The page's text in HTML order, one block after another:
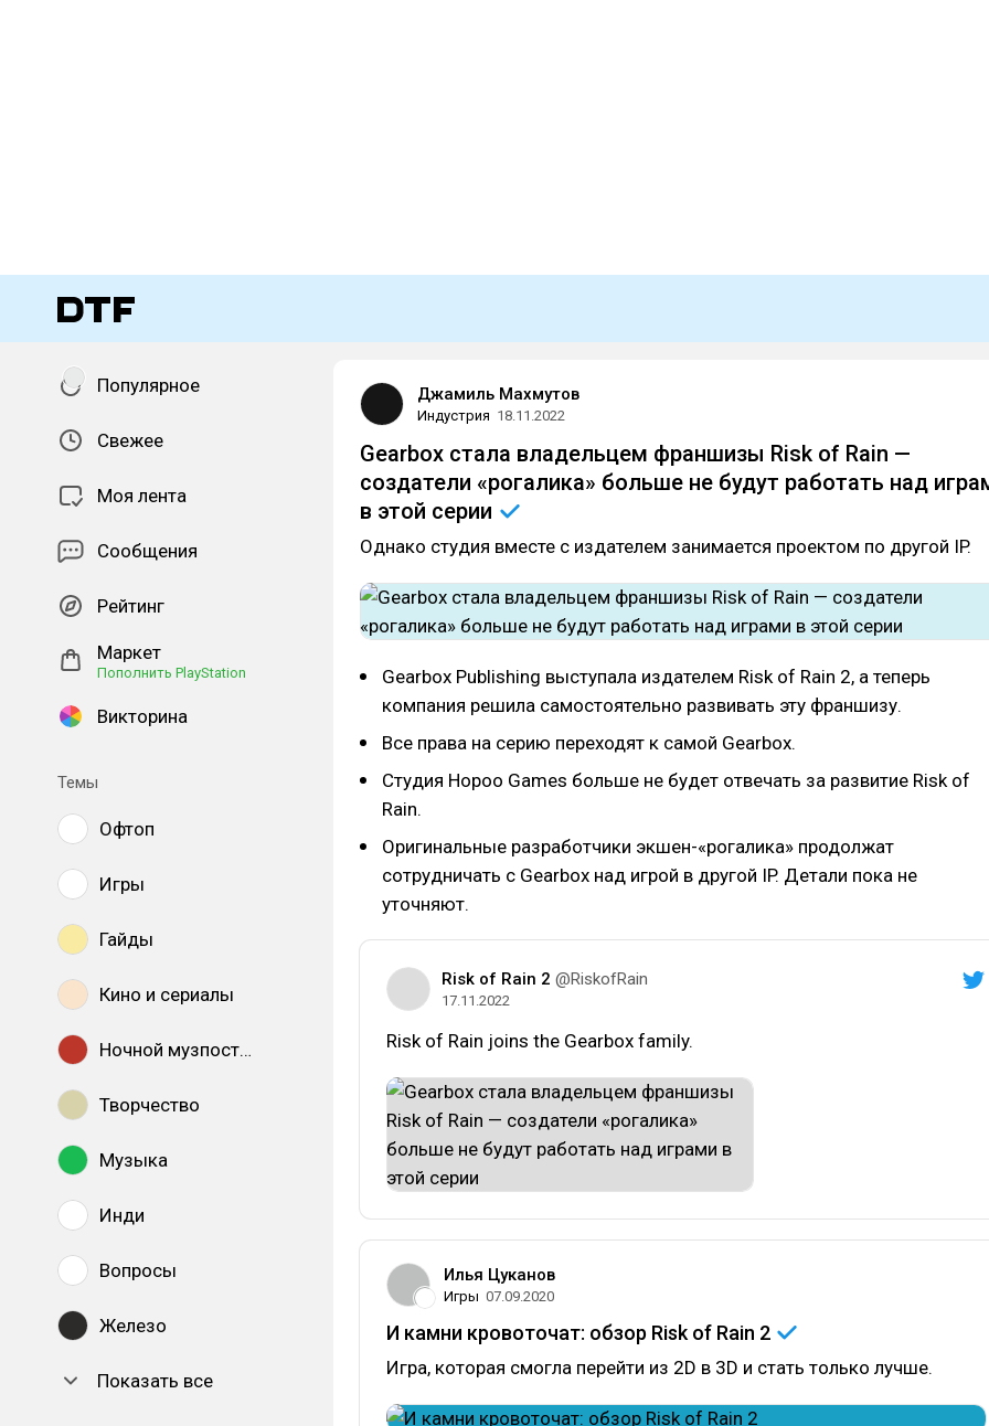
Популярное
Свежее
Моя лента
Сообщения
Рейтинг
Маркет
Пополнить PlayStation
Викторина
Темы
Офтоп
Игры
Гайды
Кино и сериалы
Ночной музпостинг
Творчество
Музыка
Инди
Вопросы
Железо
Показать все
Джамиль Махмутов
Индустрия 18.11.2022
Gearbox стала владельцем франшизы Risk of Rain —
создатели «рогалика» больше не будут работать над
в этой серии
Однако студия вместе с издателем занимается проектом по другой IP.
Gearbox Publishing выступала издателем Risk of Rain 2, а теперь
компания решила самостоятельно развивать эту франшизу.
Все права на серию переходят к самой Gearbox.
Студия Hopoo Games больше не будет отвечать за развитие Risk of
Rain.
Оригинальные разработчики экшен-«рогалика» продолжат
сотрудничать с Gearbox над игрой в другой IP. Детали пока не
уточняют.
Risk of Rain 2 @RiskofRain
17.11.2022
Risk of Rain joins the Gearbox family.
Илья Цуканов
Игры 07.09.2020
И камни кровоточат: обзор Risk of Rain 2
Игра, которая смогла перейти из 2D в 3D и стать только лучше.